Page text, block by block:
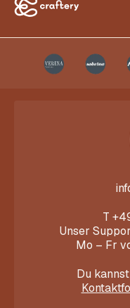
T
Unser
Mo – Fr
Du